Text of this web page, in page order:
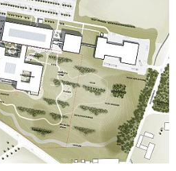
med mekaniske skjøter
og gir samtidig et varmt og
bidrar til å gi
enhetlig og moderne preg som
og innovasjon i form av
som kan støtte
utvikling.
en DGNB Gull-sertifisering.